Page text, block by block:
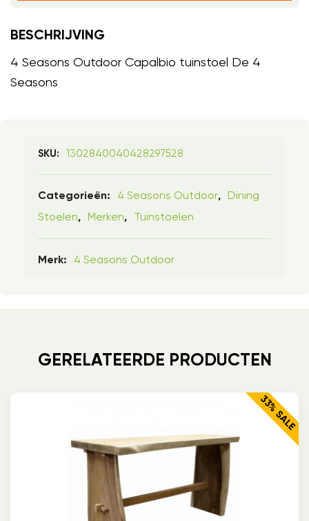
BESCHRIJVING
4 Seasons Outdoor Capalbio tuinstoel De 4
Seasons
SKU: 1302840040428297528
Categorieën: 4 Seasons Outdoor,
Dining
Stoelen, Merken, Tuinstoelen
Merk: 4 Seasons Outdoor
GERELATEERDE PRODUCTEN
33% SALE